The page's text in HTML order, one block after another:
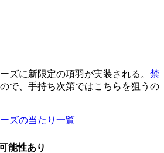
ズに新限定の項羽が実装される。 禁
で、手持ち次第ではこちらを狙うの
ズの当たり一覧
能性あり